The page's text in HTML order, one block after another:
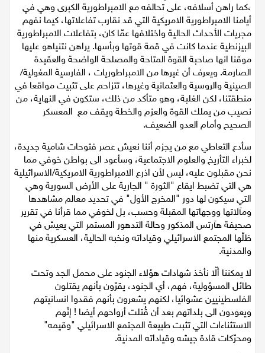
،كما راهن أسلافه، على تحالفه مع الامبراطورية الكبرى وهي في
أيامنا الامبراطورية الامريكية التي قد نقارب تفاعلاتها، كيما نفهم
مجريات الأحداث الحالية واختلافها عمّا كان، بتفاعلات الامبراطورية
البيزنطية عندما كانت في قمة قوتها وبأسها. يراهن نتنياهو عليها
موقنا انها صاحبة القوة المتاحة والمصلحة الواضحة والعقيدة
الصارمة. ويعرف أن غيرها من الامبراطوريات ، الفارسية المغولية/
الصينية والروسية والعثمانية وغيرها، تتزاحم على تثبيت مواقعا في
منطقتنا، لكن الغلبة، وهو متأكد من ذلك، ستكون في النهاية، من
نصيب من يملك القوة والعزم والخطة ويقف مع المعسكر
الصحيح وأمام العدو الضعيف.
سأدع التعاطي مع من يجزم أننا نعيش عصر فتوحات شامية جديدة،
لخبراء التأريخ والعلوم الاجتماعية، وسأعود الى بواطن خوفي مما
نحن مقبلون عليه، ليس لأن اذرع الامبراطورية الامريكية/الاسرائيلية
هي التي تضبط ايقاع "الثورة " الجارية على الأرض السورية وهي
التي سيكون لها دور "المخرج الأول" في تحديد معالم مشاهدها
ومآلاتها ووجهاتها المقبلة وحسب، بل لخوفي مما قرأنا في تقرير
صحيفة هآرتس المذكور وحالة التدهور المستمر التي يعيش في
ظلّها المجتمع الاسرائيلي وقياداته ونخبه الحالية، العسكرية منها
والمدنية.
لا يمكننا ألّا نأخذ شهادات هؤلاء الجنود على محمل الجد وتحت
طائل المسؤولية، فهم، أي الجنود، يقرّون بأنهم يقتلون
الفلسطينيين عشوائيا، لكنهم يشعرون بأنهم فقدوا انسانيتهم
ويعودون الى بلداتهم بعد أن قُتلت أرواحهم أيضا ! إنّهم
الاستثناءات التي تثبت طبيعة المجتمع الاسرائيلي "وقيمه"
ومحرّكات قادة جيشه وقياداته المدنية.